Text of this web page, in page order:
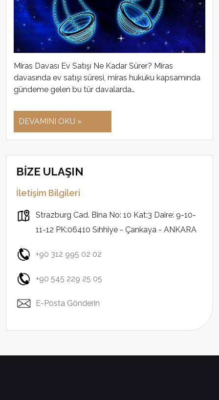
Miras Davası Ev Satışı Ne Kadar Sürer? Miras
davasında ev satışı süresi, miras hukuku kapsamında
gündeme gelen bu tür davalarda…
DEVAMINI OKU »
BİZE ULAŞIN
İletişim Bilgileri
Strazburg Cad. Bina No: 10 Kat:3 Daire: 9-10-
11-12 PK:06410 Sıhhiye - Çankaya - ANKARA
+90 312 995 02 02
+90 545 229 25 05
E-Posta Gönderin